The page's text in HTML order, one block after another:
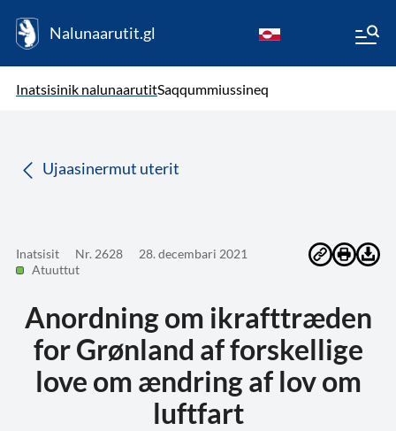
Nalunaarutit.gl
Inatsisinik nalunaarutitSaqqummiussineq
Ujaasinermut uterit
Inatsisit Nr. 2628
28. decembari 2021
Atuuttut
Anordning om ikrafttræden
for Grønland af forskellige
love om ændring af lov om
luftfart